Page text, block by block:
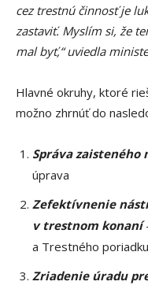
cez trestnú činnosť je
zastaviť. Myslím si, že
mal byť,“ uviedla
Hlavné okruhy, ktoré
možno zhrnúť do
Správa zaisteného
úprava
Zefektívnenie
v trestnom konaní
a Trestného poriadku
Zriadenie úradu